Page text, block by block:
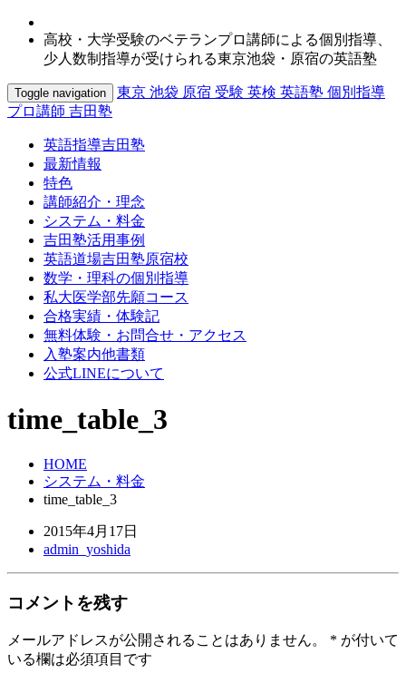
高校・大学受験のベテランプロ講師による個別指導、
少人数制指導が受けられる東京池袋・原宿の英語塾
Toggle navigation
東京 池袋 原宿 受験 英検 英語塾 個別指導
プロ講師 吉田塾
英語指導吉田塾
最新情報
特色
講師紹介・理念
システム・料金
吉田塾活用事例
英語道場吉田塾原宿校
数学・理科の個別指導
私大医学部先願コース
合格実績・体験記
無料体験・お問合せ・アクセス
入塾案内他書類
公式LINEについて
time_table_3
HOME
システム・料金
time_table_3
2015年4月17日
admin_yoshida
コメントを残す
メールアドレスが公開されることはありません。 * が付いて
いる欄は必須項目です